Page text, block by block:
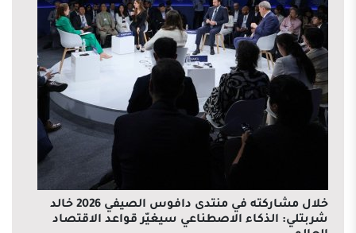
خلال مشاركته في منتدى دافوس الصيفي 2026 خالد
شربتلي: الذكاء الاصطناعي سيغيّر قواعد الاقتصاد